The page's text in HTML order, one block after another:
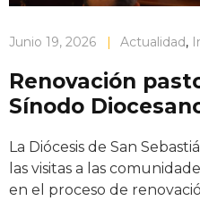
Junio 19, 2026 | Actualidad,
Renovación
Sínodo
La Diócesis de San
las visitas a las
en el proceso de